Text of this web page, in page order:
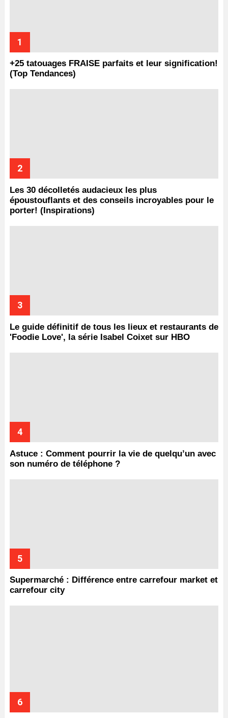
+25 tatouages ​​FRAISE parfaits et leur signification!
(Top Tendances)
Les 30 décolletés audacieux les plus
époustouflants et des conseils incroyables pour le
porter! (Inspirations)
Le guide définitif de tous les lieux et restaurants de
'Foodie Love', la série Isabel Coixet sur HBO
Astuce : Comment pourrir la vie de quelqu’un avec
son numéro de téléphone ?
Supermarché : Différence entre carrefour market et
carrefour city